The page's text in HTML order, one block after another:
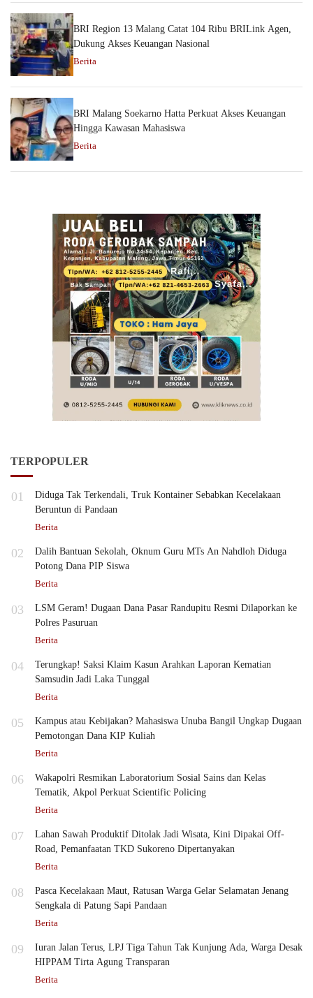
BRI Region 13 Malang Catat 104 Ribu BRILink Agen,
Dukung Akses Keuangan Nasional
Berita
BRI Malang Soekarno Hatta Perkuat Akses Keuangan
Hingga Kawasan Mahasiswa
Berita
TERPOPULER
01
Diduga Tak Terkendali, Truk Kontainer Sebabkan Kecelakaan
Beruntun di Pandaan
Berita
02
Dalih Bantuan Sekolah, Oknum Guru MTs An Nahdloh Diduga
Potong Dana PIP Siswa
Berita
03
LSM Geram! Dugaan Dana Pasar Randupitu Resmi Dilaporkan ke
Polres Pasuruan
Berita
04
Terungkap! Saksi Klaim Kasun Arahkan Laporan Kematian
Samsudin Jadi Laka Tunggal
Berita
05
Kampus atau Kebijakan? Mahasiswa Unuba Bangil Ungkap Dugaan
Pemotongan Dana KIP Kuliah
Berita
06
Wakapolri Resmikan Laboratorium Sosial Sains dan Kelas
Tematik, Akpol Perkuat Scientific Policing
Berita
07
Lahan Sawah Produktif Ditolak Jadi Wisata, Kini Dipakai Off-
Road, Pemanfaatan TKD Sukoreno Dipertanyakan
Berita
08
Pasca Kecelakaan Maut, Ratusan Warga Gelar Selamatan Jenang
Sengkala di Patung Sapi Pandaan
Berita
09
Iuran Jalan Terus, LPJ Tiga Tahun Tak Kunjung Ada, Warga Desak
HIPPAM Tirta Agung Transparan
Berita